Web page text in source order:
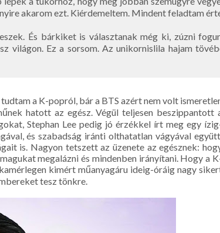
akarom ezt. Kiérdemeltem. Mindent feladtam
És bárkiket is választanak még ki, zúzni
világon. Ez a sorsom. Az unikornislila hajam
a K-popról, bár a BTS azért nem volt
hatott az egész. Végül teljesen beszippantott
Stephan Lee pedig jó érzékkel írt meg egy
és szabadság iránti olthatatlan vágyával
is. Nagyon tetszett az üzenete az egésznek:
megalázni és mindenben irányítani. Hogy a
kimért műanyagáru ideig-óráig nagy
tesz tönkre.